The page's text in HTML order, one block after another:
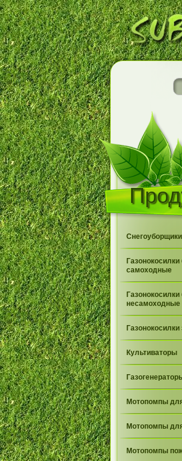
Снегоуборщики
самоходные
несамоходные
Культиваторы
Мотопомпы
Мотопомпы
Мотопомпы